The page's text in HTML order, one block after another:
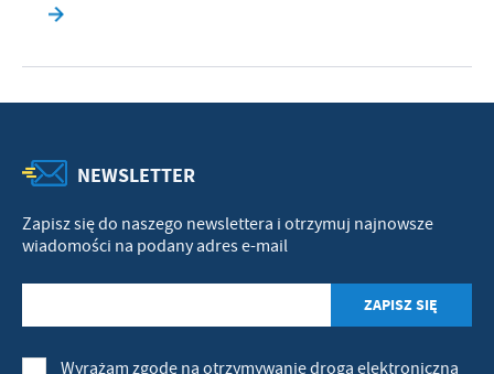
NEWSLETTER
Zapisz się do naszego newslettera i otrzymuj najnowsze
wiadomości na podany adres e-mail
Wyrażam zgodę na otrzymywanie drogą elektroniczną